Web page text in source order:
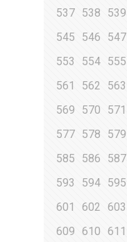
537 538 539
545
546 547
553
554 555
561
562 563
569
570 571
577 578 579
585
586 587
593
594 595
601
602 603
609
610 611